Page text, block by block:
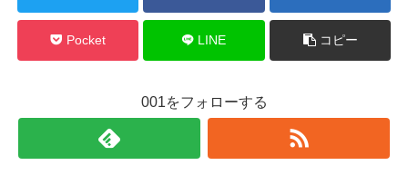
Pocket LINE コピー
001をフォローする